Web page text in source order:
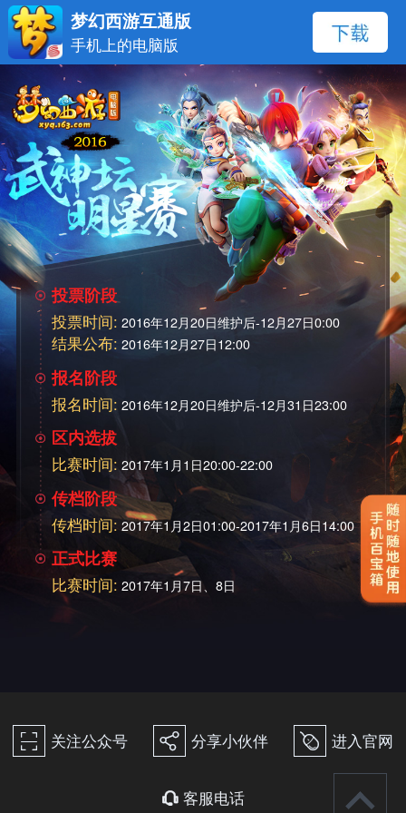
梦幻西游互通版
手机上的电脑版
投票阶段
投票时间: 2016年12月20日维护后-12月27日0:00
结果公布: 2016年12月27日12:00
报名阶段
报名时间: 2016年12月20日维护后-12月31日23:00
区内选拔
比赛时间: 2017年1月1日20:00-22:00
传档阶段
传档时间:2017年1月2日01:00-2017年1月6日14:00
正式比赛
比赛时间: 2017年1月7日、8日
򰀁 关注公众号 򰀂 分享小伙伴 򰀄 进入官网
򰀃 客服电话